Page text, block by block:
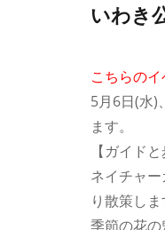
いわき
こちらのイ
5月6日(水)
ます。
【ガイド
ネイチャ
り散策しま
季節の花の